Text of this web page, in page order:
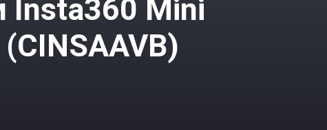
Insta360 Mini